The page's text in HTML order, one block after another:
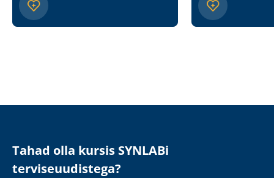
Tahad olla kursis SYNLABi
terviseuudistega?